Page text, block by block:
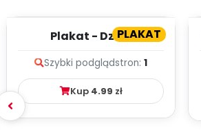
PLAKAT
Plakat - Dzień
Szybki podglądstron: 1
Kup 4.99 zł